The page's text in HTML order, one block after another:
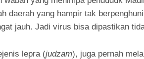
daerah yang hampir tak
jauh. Jadi virus bisa dipastikan
lepra (judzam), juga pernah